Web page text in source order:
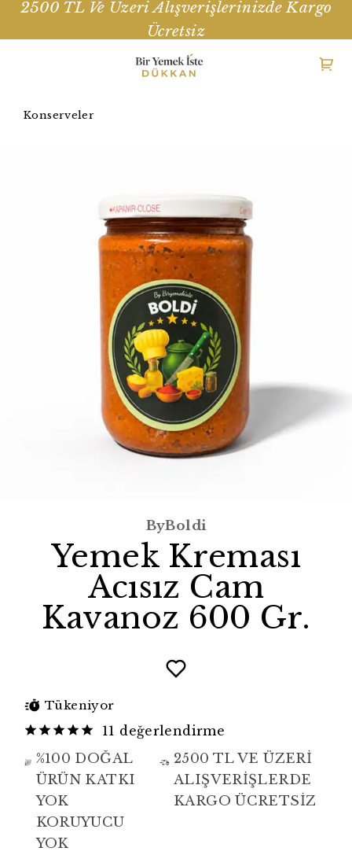
2500 TL Ve Üzeri Alışverişlerinizde Kargo
Ücretsiz
Konserveler
ByBoldi
Yemek Kreması
Acısız Cam
Kavanoz 600 Gr.
Tükeniyor
11 değerlendirme
%100 DOĞAL
ÜRÜN KATKI
YOK
KORUYUCU
YOK
2500 TL VE ÜZERİ
ALIŞVERİŞLERDE
KARGO ÜCRETSİZ